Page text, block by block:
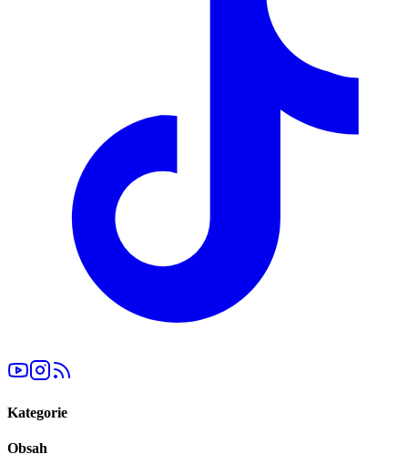
Kategorie
Obsah